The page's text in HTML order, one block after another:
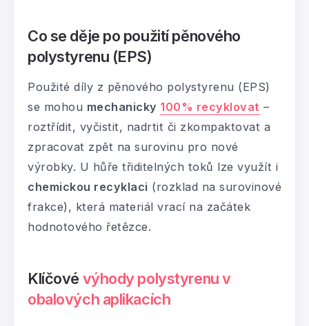
Co se děje po použití pěnového
polystyrenu (EPS)
Použité díly z pěnového polystyrenu (EPS)
se mohou mechanicky 100% recyklovat –
roztřídit, vyčistit, nadrtit či zkompaktovat a
zpracovat zpět na surovinu pro nové
výrobky. U hůře třiditelných toků lze využít i
chemickou recyklaci (rozklad na surovinové
frakce), která materiál vrací na začátek
hodnotového řetězce.
Klíčové výhody polystyrenu v
obalových aplikacích